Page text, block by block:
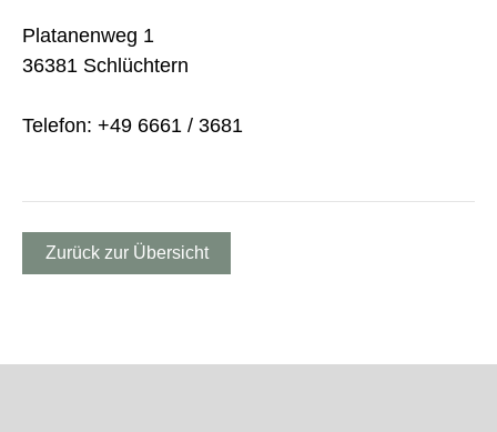
Platanenweg 1
36381 Schlüchtern
Telefon: +49 6661 / 3681
Zurück zur Übersicht